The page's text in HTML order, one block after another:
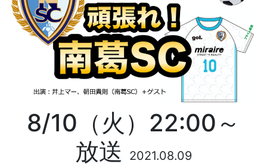
8/10（火）22:00～
放送
2021.08.09